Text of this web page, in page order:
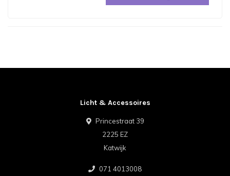
Licht & Accessoires
Princestraat 39
2225 EZ
Katwijk
071 4013008